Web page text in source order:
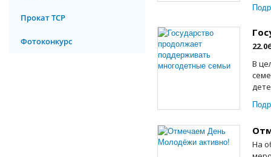
Прокат ТСР
Фотоконкурс
В
На